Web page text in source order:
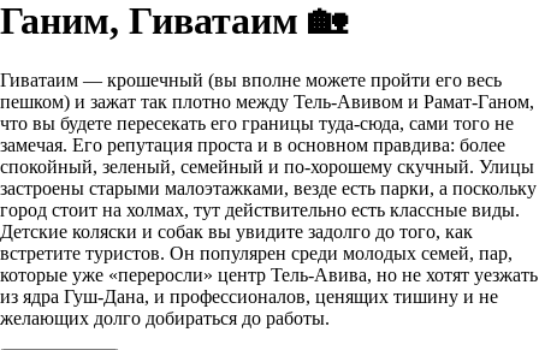
Ганим, Гиватаим 🏡
Гиватаим — крошечный (вы вполне можете пройти его весь
пешком) и зажат так плотно между Тель-Авивом и Рамат-Ганом,
что вы будете пересекать его границы туда-сюда, сами того не
замечая. Его репутация проста и в основном правдива: более
спокойный, зеленый, семейный и по-хорошему скучный. Улицы
застроены старыми малоэтажками, везде есть парки, а поскольку
город стоит на холмах, тут действительно есть классные виды.
Детские коляски и собак вы увидите задолго до того, как
встретите туристов. Он популярен среди молодых семей, пар,
которые уже «переросли» центр Тель-Авива, но не хотят уезжать
из ядра Гуш-Дана, и профессионалов, ценящих тишину и не
желающих долго добираться до работы.